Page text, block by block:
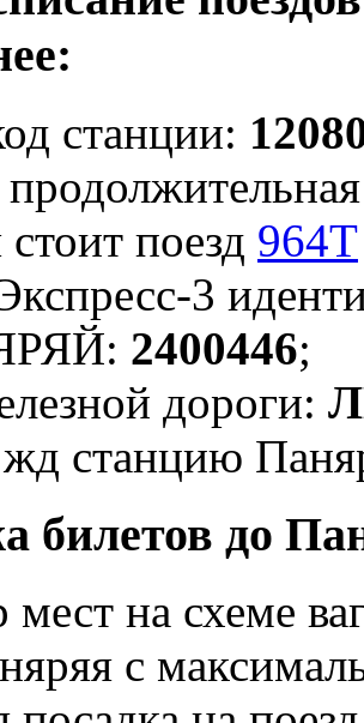
станции:
поезд 964Т
3
2400446;
дороги:
жд станцию
билетов до
на схеме
с